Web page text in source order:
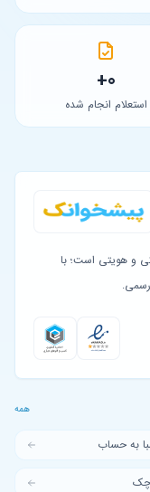
0+
استعلام انجام شده
و هویتی است؛ با
همه
به حساب
چک